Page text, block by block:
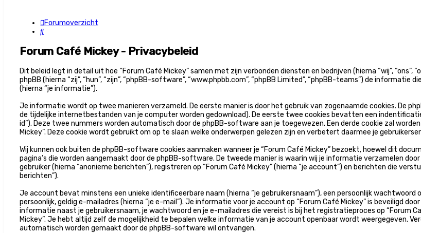
Forumoverzicht
Zoek
Forum Café Mickey - Privacybeleid
Dit beleid legt in detail uit hoe “Forum Café Mickey” samen met zijn verbonden diensten en bedrijven (hierna “wij”,
phpBB (hierna “zij”, “hun”, “zijn”, “phpBB-software”, “www.phpbb.com”, “phpBB Limited”, “phpBB-teams”) de
(hierna “je informatie”).
Je informatie wordt op twee manieren verzameld. De eerste manier is door het gebruik van zogenaamde cookies. De
de tijdelijke internetbestanden van je computer worden gedownload). De eerste twee cookies bevatten een
id”). Deze twee nummers worden automatisch door de phpBB-software aan je toegewezen. Een derde cookie zal
Mickey”. Deze cookie wordt gebruikt om op te slaan welke onderwerpen gelezen zijn en verbetert daarmee je
Wij kunnen ook buiten de phpBB-software cookies aanmaken wanneer je “Forum Café Mickey” bezoekt, hoewel dit
pagina’s die worden aangemaakt door de phpBB-software. De tweede manier is waarin wij je informatie verzamelen
gebruiker (hierna “anonieme berichten”), registreren op “Forum Café Mickey” (hierna “je account”) en berichten die
berichten”).
Je account bevat minstens een unieke identificeerbare naam (hierna “je gebruikersnaam”), een persoonlijk wachtwoord
persoonlijk, geldig e-mailadres (hierna “je e-mail”). Je informatie voor je account op “Forum Café Mickey” is beveiligd
informatie naast je gebruikersnaam, je wachtwoord en je e-mailadres die vereist is bij het registratieproces op “Forum
Mickey”. Je hebt altijd zelf de mogelijkheid te bepalen welke informatie van je account openbaar wordt weergegeven.
automatisch worden gemaakt door de phpBB-software wil ontvangen.